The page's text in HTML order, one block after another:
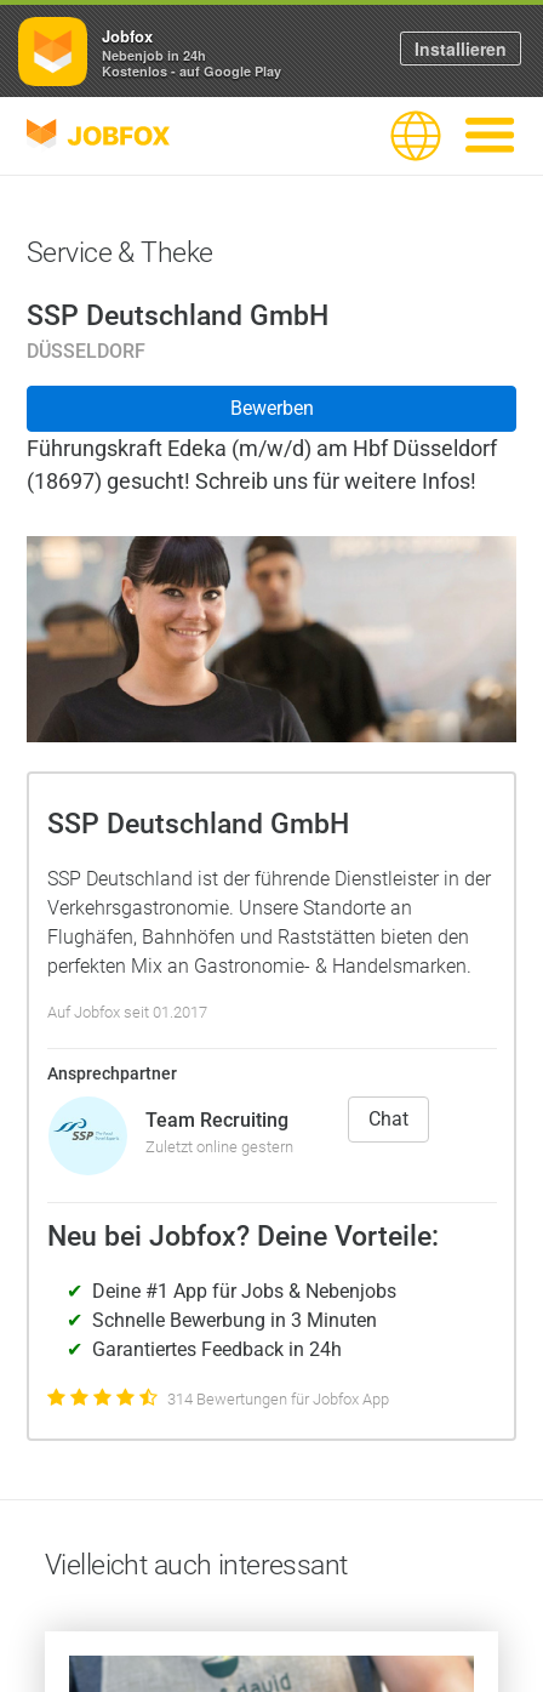
JOBFOX Sprache
Service & Theke
SSP Deutschland GmbH
DÜSSELDORF
Bewerben
Führungskraft Edeka (m/w/d) am Hbf Düsseldorf
(18697) gesucht! Schreib uns für weitere Infos!
SSP Deutschland GmbH
SSP Deutschland ist der führende Dienstleister in der
Verkehrsgastronomie. Unsere Standorte an
Flughäfen, Bahnhöfen und Raststätten bieten den
perfekten Mix an Gastronomie- & Handelsmarken.
Auf Jobfox seit 01.2017
Ansprechpartner
Team Recruiting
Zuletzt online gestern
Chat
Neu bei Jobfox? Deine Vorteile:
Deine #1 App für Jobs & Nebenjobs
Schnelle Bewerbung in 3 Minuten
Garantiertes Feedback in 24h
314 Bewertungen für Jobfox App
Vielleicht auch interessant
Jobfox
Nebenjob in 24h
Kostenlos - auf Google Play
Installieren